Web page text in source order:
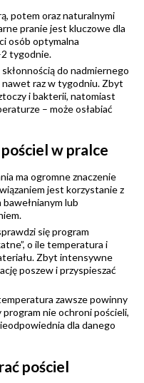
potem oraz naturalnymi
pranie jest kluczowe dla
osób optymalna
tygodnie.
do nadmiernego
raz w tygodniu. Zbyt
i bakterii, natomiast
– może osłabiać
w pralce
ma ogromne znaczenie
jest korzystanie z
lub
się program
o ile temperatura i
Zbyt intensywne
poszew i przyspieszać
zawsze powinny
nie ochroni pościeli,
dla danego
pościel